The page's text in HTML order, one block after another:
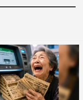
」と感謝の思いを語
全オリジナルドラ
んの恋 略奪編」に
当る編」で、3月
の恋 始まる？かも